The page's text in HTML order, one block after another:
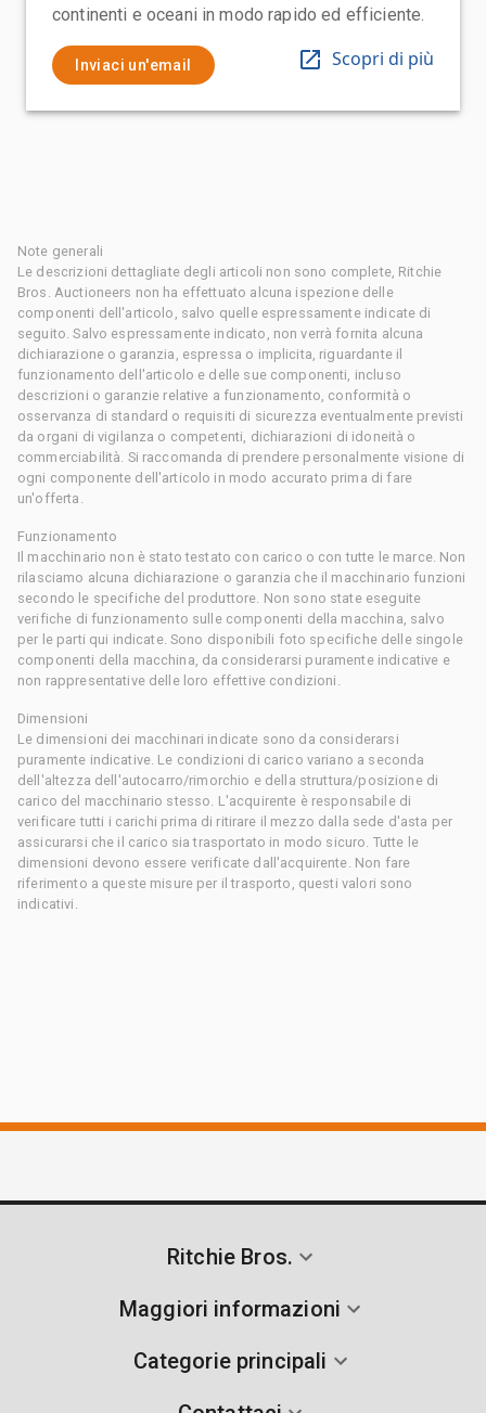
continenti e oceani in modo rapido ed efficiente.
Inviaci un'email Scopri di più
Note generali
Le descrizioni dettagliate degli articoli non sono complete, Ritchie
Bros. Auctioneers non ha effettuato alcuna ispezione delle
componenti dell'articolo, salvo quelle espressamente indicate di
seguito. Salvo espressamente indicato, non verrà fornita alcuna
dichiarazione o garanzia, espressa o implicita, riguardante il
funzionamento dell'articolo e delle sue componenti, incluso
descrizioni o garanzie relative a funzionamento, conformità o
osservanza di standard o requisiti di sicurezza eventualmente previsti
da organi di vigilanza o competenti, dichiarazioni di idoneità o
commerciabilità. Si raccomanda di prendere personalmente visione di
ogni componente dell'articolo in modo accurato prima di fare
un'offerta.
Funzionamento
Il macchinario non è stato testato con carico o con tutte le marce. Non
rilasciamo alcuna dichiarazione o garanzia che il macchinario funzioni
secondo le specifiche del produttore. Non sono state eseguite
verifiche di funzionamento sulle componenti della macchina, salvo
per le parti qui indicate. Sono disponibili foto specifiche delle singole
componenti della macchina, da considerarsi puramente indicative e
non rappresentative delle loro effettive condizioni.
Dimensioni
Le dimensioni dei macchinari indicate sono da considerarsi
puramente indicative. Le condizioni di carico variano a seconda
dell'altezza dell'autocarro/rimorchio e della struttura/posizione di
carico del macchinario stesso. L'acquirente è responsabile di
verificare tutti i carichi prima di ritirare il mezzo dalla sede d'asta per
assicurarsi che il carico sia trasportato in modo sicuro. Tutte le
dimensioni devono essere verificate dall'acquirente. Non fare
riferimento a queste misure per il trasporto, questi valori sono
indicativi.
Ritchie Bros.
Maggiori informazioni
Categorie principali